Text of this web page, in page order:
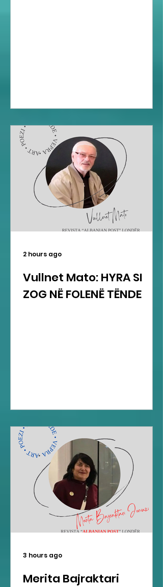
Vullnet Mato: HYRA SI
ZOG NË FOLENË TËNDE
2 hours ago
Merita Bajraktari
3 hours ago